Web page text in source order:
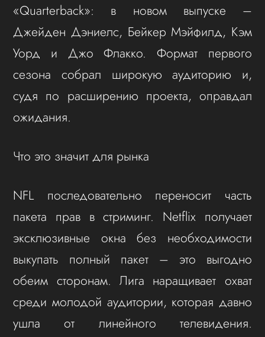
«Quarterback»: в новом выпуске –
Джейден Дэниелс, Бейкер Мэйфилд, Кэм
Уорд и Джо Флакко. Формат первого
сезона собрал широкую аудиторию и,
судя по расширению проекта, оправдал
ожидания.
Что это значит для рынка
NFL последовательно переносит часть
пакета прав в стриминг. Netflix получает
эксклюзивные окна без необходимости
выкупать полный пакет – это выгодно
обеим сторонам. Лига наращивает охват
среди молодой аудитории, которая давно
ушла от линейного телевидения.